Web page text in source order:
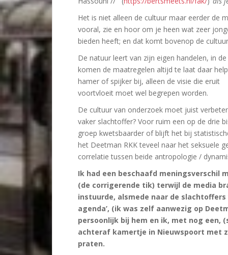
Het is niet alleen de cultuur maar eerder de
vooral, zie en hoor om je heen wat zeer
bieden heeft; en dat komt bovenop de
De natuur leert van zijn eigen handelen, in
komen de maatregelen altijd te laat daar
hamer of spijker bij, alleen de visie die eruit
voortvloeit moet wel begrepen worden.
De cultuur van onderzoek moet juist
vaker slachtoffer? Voor ruim een op de drie
groep kwetsbaarder of blijft het bij
het Deetman RKK teveel naar het seksuele
correlatie tussen beide antropologie /
Ik had een beschaafd meningsverschil
(de corrigerende tik) terwijl de media
instuurde, alsmede naar de
agenda’, (ik was zelf aanwezig op
persoonlijk bij hem en ik, met nog
achteraf kamertje in Nieuwspoort met
praten.